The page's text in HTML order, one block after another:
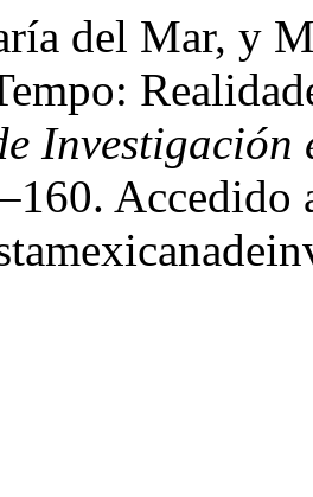
del Mar, y
Investigación
Accedido